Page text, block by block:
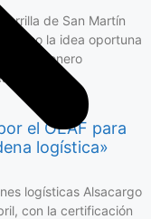
de San Martín
sino la idea oportuna
camionero
el OEAF para
logística»
logísticas Alsacargo
con la certificación